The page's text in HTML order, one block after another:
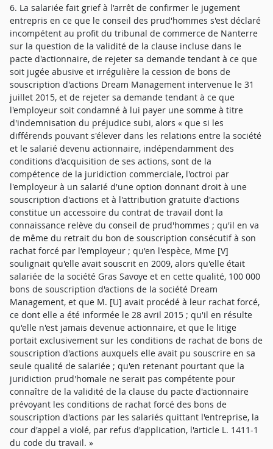
6. La salariée fait grief à l'arrêt de confirmer le jugement
entrepris en ce que le conseil des prud'hommes s'est déclaré
incompétent au profit du tribunal de commerce de Nanterre
sur la question de la validité de la clause incluse dans le
pacte d'actionnaire, de rejeter sa demande tendant à ce que
soit jugée abusive et irrégulière la cession de bons de
souscription d'actions Dream Management intervenue le 31
juillet 2015, et de rejeter sa demande tendant à ce que
l'employeur soit condamné à lui payer une somme à titre
d'indemnisation du préjudice subi, alors « que si les
différends pouvant s'élever dans les relations entre la société
et le salarié devenu actionnaire, indépendamment des
conditions d'acquisition de ses actions, sont de la
compétence de la juridiction commerciale, l'octroi par
l'employeur à un salarié d'une option donnant droit à une
souscription d'actions et à l'attribution gratuite d'actions
constitue un accessoire du contrat de travail dont la
connaissance relève du conseil de prud'hommes ; qu'il en va
de même du retrait du bon de souscription consécutif à son
rachat forcé par l'employeur ; qu'en l'espèce, Mme [V]
soulignait qu'elle avait souscrit en 2009, alors qu'elle était
salariée de la société Gras Savoye et en cette qualité, 100 000
bons de souscription d'actions de la société Dream
Management, et que M. [U] avait procédé à leur rachat forcé,
ce dont elle a été informée le 28 avril 2015 ; qu'il en résulte
qu'elle n'est jamais devenue actionnaire, et que le litige
portait exclusivement sur les conditions de rachat de bons de
souscription d'actions auxquels elle avait pu souscrire en sa
seule qualité de salariée ; qu'en retenant pourtant que la
juridiction prud'homale ne serait pas compétente pour
connaître de la validité de la clause du pacte d'actionnaire
prévoyant les conditions de rachat forcé des bons de
souscription d'actions par les salariés quittant l'entreprise, la
cour d'appel a violé, par refus d'application, l'article L. 1411-1
du code du travail. »